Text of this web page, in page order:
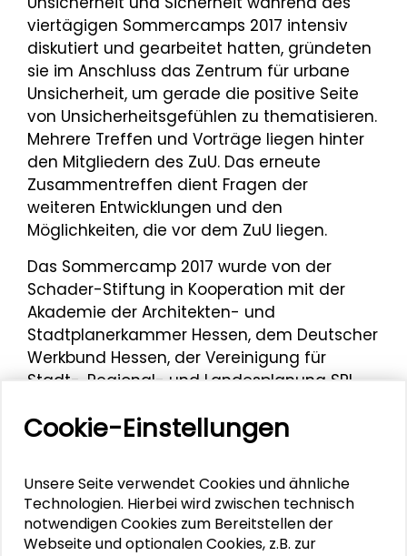
viertägigen Sommercamps 2017 intensiv
diskutiert und gearbeitet hatten, gründeten
sie im Anschluss das Zentrum für urbane
Unsicherheit, um gerade die positive Seite
von Unsicherheitsgefühlen zu thematisieren.
Mehrere Treffen und Vorträge liegen hinter
den Mitgliedern des ZuU. Das erneute
Zusammentreffen dient Fragen der
weiteren Entwicklungen und den
Möglichkeiten, die vor dem ZuU liegen.
Das Sommercamp 2017 wurde von der
Schader-Stiftung in Kooperation mit der
Akademie der Architekten- und
Stadtplanerkammer Hessen, dem Deutscher
Werkbund Hessen, der Vereinigung für
Stadt-, Regional- und Landesplanung SRL
Bucerius durchgeführt.
Aktuelle
Cookie-Einstellungen
Unsere Seite verwendet Cookies und ähnliche
Technologien. Hierbei wird zwischen technisch
notwendigen Cookies zum Bereitstellen der
Webseite und optionalen Cookies, z.B. zur